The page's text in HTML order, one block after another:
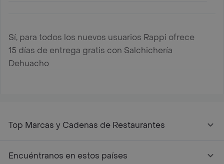
Sí, para todos los nuevos usuarios Rappi ofrece
15 días de entrega gratis con Salchichería
Dehuacho
Top Marcas y Cadenas de Restaurantes
Encuéntranos en estos países